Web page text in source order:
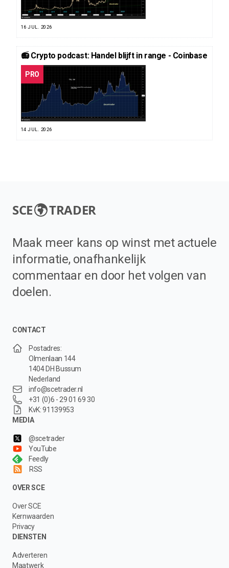
16 JUL. 2026
📻 Crypto podcast: Handel blijft in range - Coinbase
PRO
14 JUL. 2026
SCE TRADER
Maak meer kans op winst met actuele
informatie, onafhankelijk
commentaar en door het volgen van
doelen.
CONTACT
Postadres:
Olmenlaan 144
1404 DH Bussum
Nederland
info@scetrader.nl
+31 (0)6 - 29 01 69 30
KvK: 91139953
MEDIA
@scetrader
YouTube
Feedly
RSS
OVER SCE
Over SCE
Kernwaarden
Privacy
DIENSTEN
Adverteren
Maatwerk